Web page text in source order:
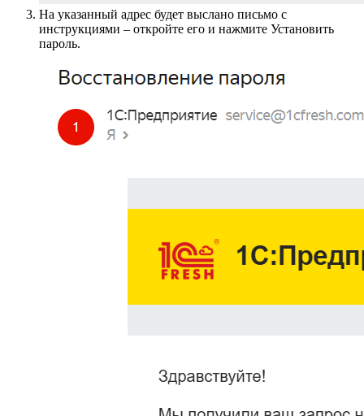
На указанный адрес будет выслано письмо с
инструкциями – откройте его и нажмите Установить
пароль.